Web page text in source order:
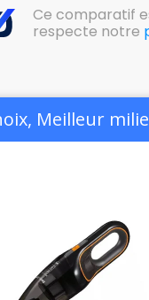
Ce comparatif
respecte notre
Meilleur